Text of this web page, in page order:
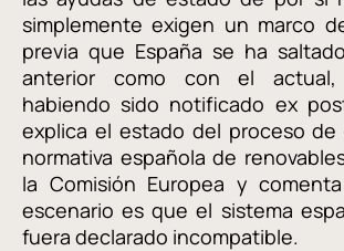
simplemente exigen un marco
previa que España se ha
anterior como con el
habiendo sido notificado ex
explica el estado del proceso de
normativa española de
la Comisión Europea y
escenario es que el sistema
fuera declarado incompatible.